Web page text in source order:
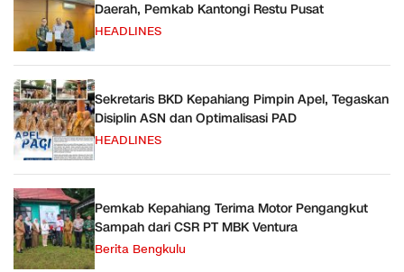
Daerah, Pemkab Kantongi Restu Pusat
HEADLINES
Sekretaris BKD Kepahiang Pimpin Apel, Tegaskan
Disiplin ASN dan Optimalisasi PAD
HEADLINES
Pemkab Kepahiang Terima Motor Pengangkut
Sampah dari CSR PT MBK Ventura
Berita Bengkulu